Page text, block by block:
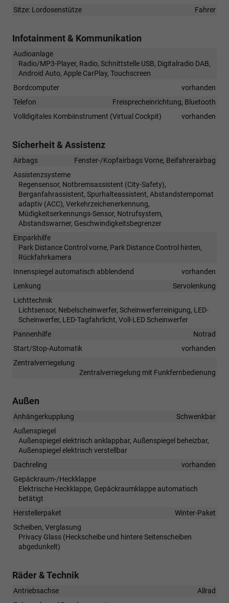
Sitze: Lordosenstütze
Fahrer
Infotainment & Kommunikation
Audioanlage
Radio/MP3-Player, Radio, Schnittstelle USB, Digitalradio DAB,
Android Auto, Apple CarPlay, Touchscreen
Bordcomputer
vorhanden
Telefon
Freisprecheinrichtung, Bluetooth
Volldigitales Kombiinstrument (Virtual Cockpit)
vorhanden
Sicherheit & Assistenz
Airbags
Fenster-/Kopfairbags Vorne, Beifahrerairbag
Assistenzsysteme
Regensensor, Notbremsassistent (City-Safety),
Berganfahrassistent, Spurhalteassistent, Abstandstempomat
adaptiv (ACC), Verkehrzeichenerkennung,
Müdigkeitserkennungs-Sensor, Notrufsystem,
Abstandswarner, Geschwindigkeitsbegrenzer
Einparkhilfe
Park Distance Control vorne, Park Distance Control hinten,
Rückfahrkamera
Innenspiegel automatisch abblendend
vorhanden
Lenkung
Servolenkung
Lichttechnik
Lichtsensor, Nebelscheinwerfer, Scheinwerferreinigung, LED-
Scheinwerfer, LED-Tagfahrlicht, Voll-LED Scheinwerfer
Pannenhilfe
Notrad
Start/Stop-Automatik
vorhanden
Zentralverriegelung
Zentralverriegelung mit Funkfernbedienung
Außen
Anhängerkupplung
Schwenkbar
Außenspiegel
Außenspiegel elektrisch anklappbar, Außenspiegel beheizbar,
Außenspiegel elektrisch verstellbar
Dachreling
vorhanden
Gepäckraum-/Heckklappe
Elektrische Heckklappe, Gepäckraumklappe automatisch
betätigt
Herstellerpaket
Winter-Paket
Scheiben, Verglasung
Privacy Glass (Heckscheibe und hintere Seitenscheiben
abgedunkelt)
Räder & Technik
Antriebsachse
Allrad